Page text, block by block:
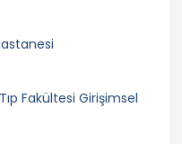
Fakültesi Girişimsel